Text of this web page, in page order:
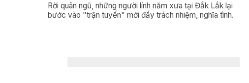
Rời quân ngũ, những người lính năm xưa tại Đắk Lắk lại
bước vào "trận tuyến" mới đầy trách nhiệm, nghĩa tình.